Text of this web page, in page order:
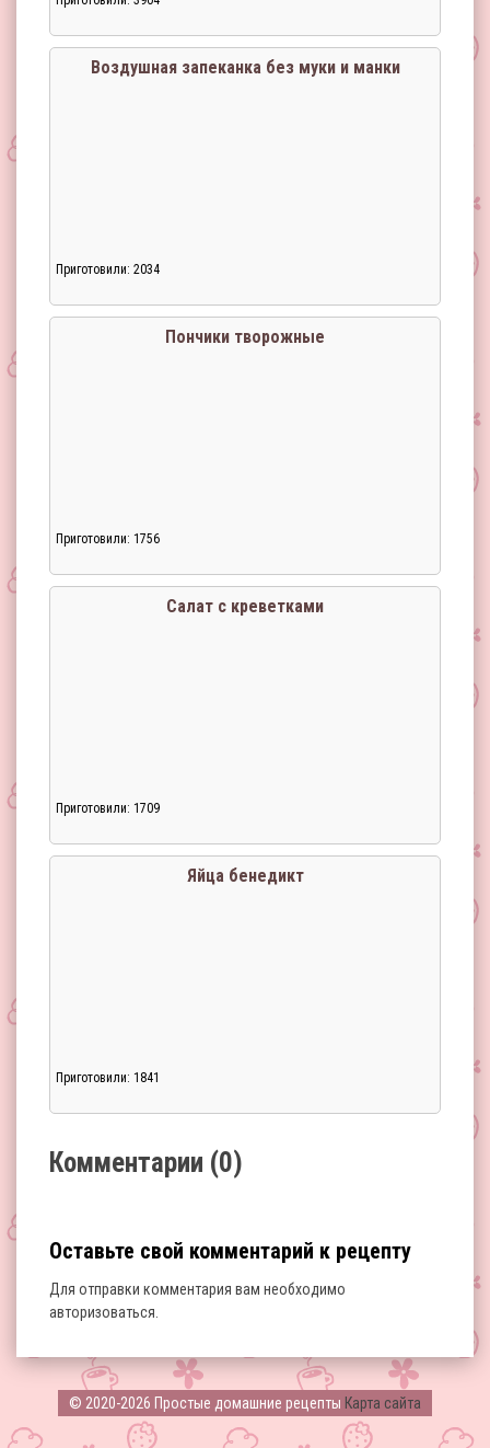
Воздушная запеканка без муки и манки
Приготовили: 2034
Пончики творожные
Приготовили: 1756
Загрузка...
Салат с креветками
Приготовили: 1709
Яйца бенедикт
Приготовили: 1841
Комментарии (0)
Оставьте свой комментарий к рецепту
Для отправки комментария вам необходимо
авторизоваться
© 2020-2026 Простые домашние рецепты Карта сайта